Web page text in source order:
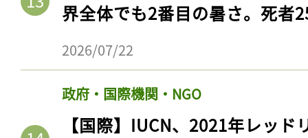
界全体でも2番目の暑さ。死者
2026/07/22
政府・国際機関・NGO
【国際】IUCN、2021年レッ
会員登録